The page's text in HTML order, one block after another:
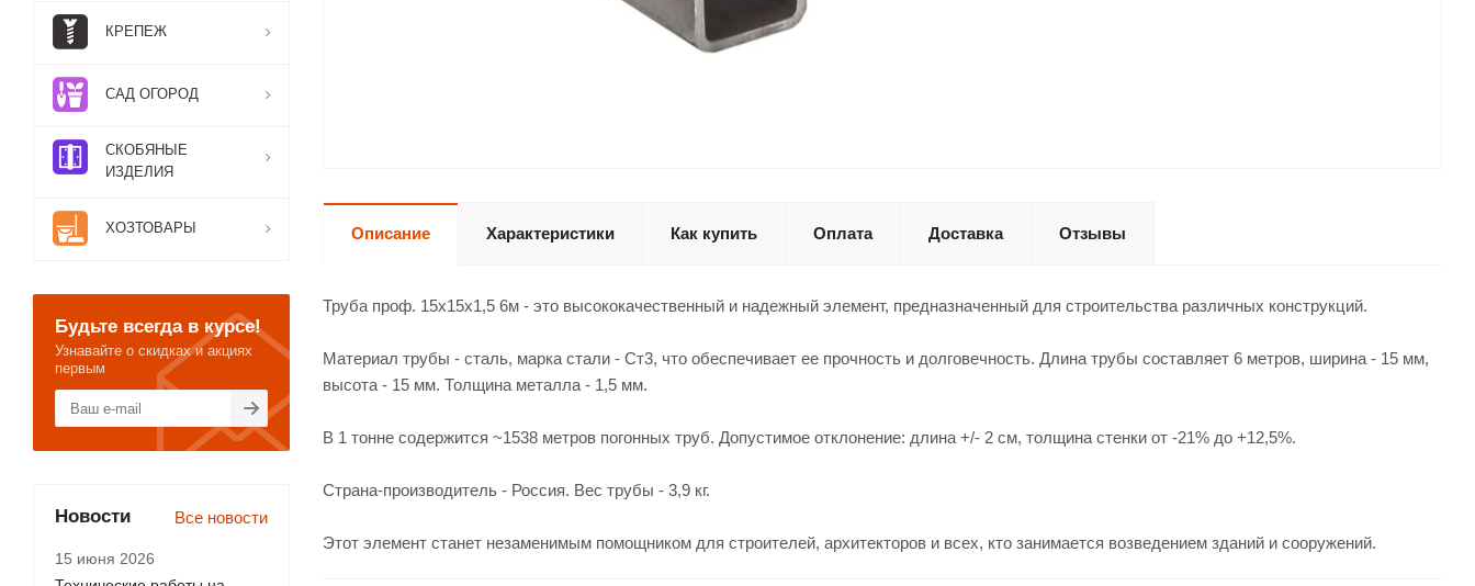
Описание Характеристики Как купить Оплата Доставка Отзывы
Труба проф. 15х15х1,5 6м - это высококачественный и надежный элемент, предназначенный для строительства различных конструкций.
Материал трубы - сталь, марка стали - Ст3, что обеспечивает ее прочность и долговечность. Длина трубы составляет 6 метров, ширина - 15 мм,
высота - 15 мм. Толщина металла - 1,5 мм.
В 1 тонне содержится ~1538 метров погонных труб. Допустимое отклонение: длина +/- 2 см, толщина стенки от -21% до +12,5%.
Страна-производитель - Россия. Вес трубы - 3,9 кг.
Этот элемент станет незаменимым помощником для строителей, архитекторов и всех, кто занимается возведением зданий и сооружений.
КРЕПЕЖ
САД ОГОРОД
СКОБЯНЫЕ
ИЗДЕЛИЯ
ХОЗТОВАРЫ
Будьте всегда в курсе!
Узнавайте о скидках и акциях
первым
Новости Все новости
15 июня 2026